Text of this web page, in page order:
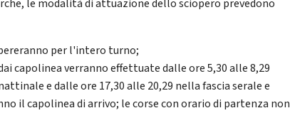
le modalità di attuazione dello sciopero prevedono
per l'intero turno;
capolinea verranno effettuate dalle ore 5,30 alle 8,29
e dalle ore 17,30 alle 20,29 nella fascia serale e
il capolinea di arrivo; le corse con orario di partenza non